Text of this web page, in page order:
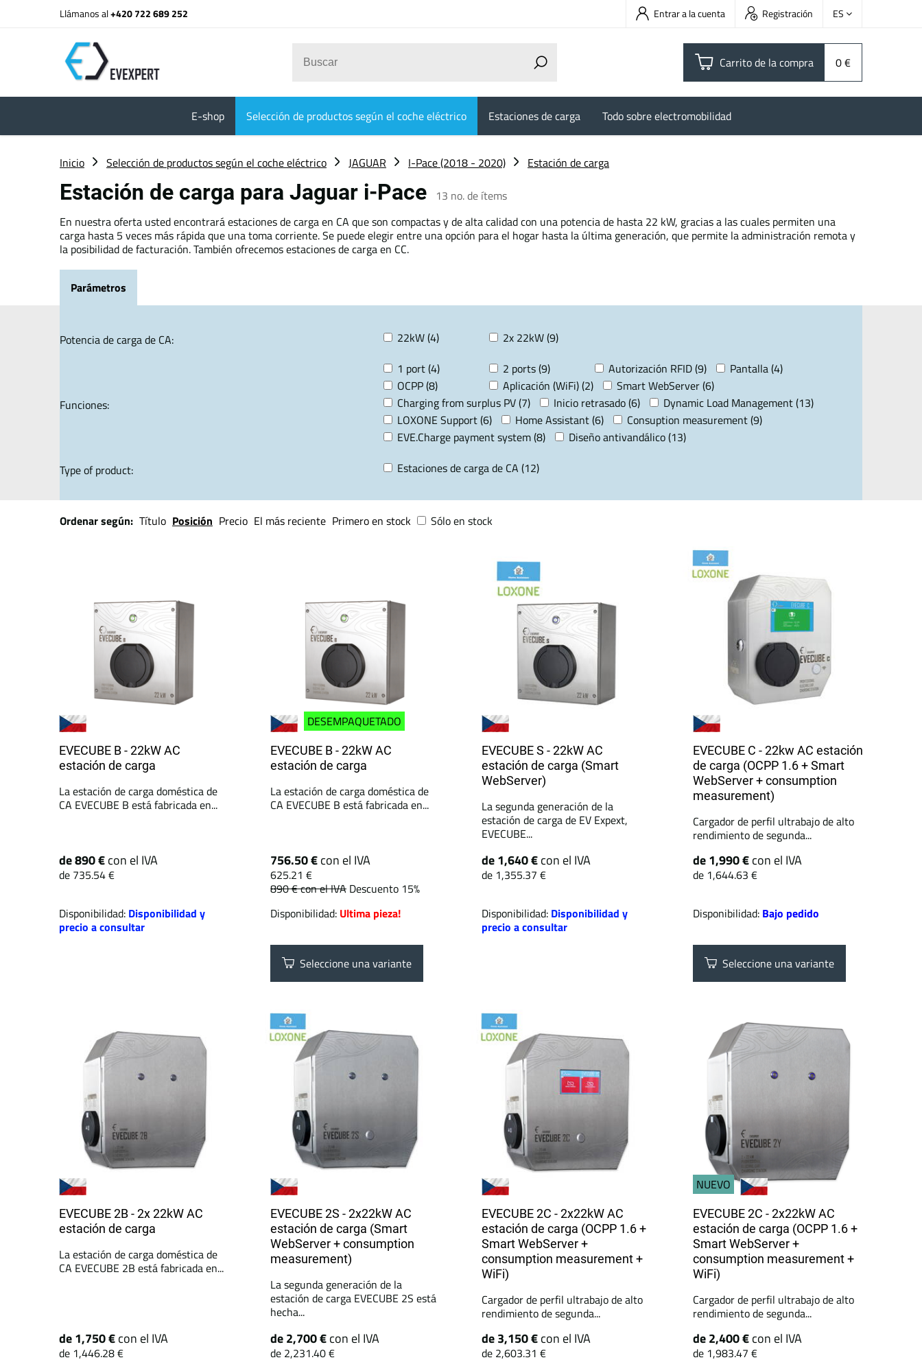
Llámanos al+420 722 689 252 Entrar a la cuenta Registración ES
Carrito de la compra 0 €
E-shop Selección de productos según el coche eléctrico Estaciones de carga Todo sobre electromobilidad
Inicio Selección de productos según el coche eléctrico JAGUAR I-Pace (2018 - 2020) Estación de carga
Estación de carga para Jaguar i-Pace 13 no. de ítems
En nuestra oferta usted encontrará estaciones de carga en CA que son compactas y de alta calidad con una potencia de hasta 22 kW, gracias a las cuales permiten una
carga hasta 5 veces más rápida que una toma corriente. Se puede elegir entre una opción para el hogar hasta la última generación, que permite la administración remota y
la posibilidad de facturación. También ofrecemos estaciones de carga en CC.
Parámetros
Potencia de carga de CA: 22kW (4) 2x 22kW (9)
Funciones:
1 port (4) 2 ports (9) Autorización RFID (9)
Pantalla (4)
OCPP (8)
Aplicación (WiFi) (2)
Smart WebServer (6)
Charging from surplus PV (7)
Inicio retrasado (6)
Dynamic Load Management (13)
LOXONE Support (6)
Home Assistant (6)
Consuption measurement (9)
EVE.Charge payment system (8)
Diseño antivandálico (13)
Type of product:
Estaciones de carga de CA (12)
Ordenar según: Título Posición Precio El más reciente Primero en stock Sólo en stock
EVECUBE B - 22kW AC
estación de carga
La estación de carga doméstica de
CA EVECUBE B está fabricada en...
de 890 €con el IVA
de 735.54 €
Disponibilidad: Disponibilidad y
precio a consultar
DESEMPAQUETADO
EVECUBE B - 22kW AC
estación de carga
La estación de carga doméstica de
CA EVECUBE B está fabricada en...
756.50 €con el IVA
625.21 €
890 €con el IVA Descuento 15%
Disponibilidad: Ultima pieza!
Seleccione una variante
EVECUBE S - 22kW AC
estación de carga (Smart
WebServer)
La segunda generación de la
estación de carga de EV Expext,
EVECUBE...
de 1,640 €con el IVA
de 1,355.37 €
Disponibilidad: Disponibilidad y
precio a consultar
EVECUBE C - 22kw AC estación
de carga (OCPP 1.6 + Smart
WebServer + consumption
measurement)
Cargador de perfil ultrabajo de alto
rendimiento de segunda...
de 1,990 €con el IVA
de 1,644.63 €
Disponibilidad: Bajo pedido
Seleccione una variante
EVECUBE 2B - 2x 22kW AC
estación de carga
La estación de carga doméstica de
CA EVECUBE 2B está fabricada en...
de 1,750 €con el IVA
de 1,446.28 €
EVECUBE 2S - 2x22kW AC
estación de carga (Smart
WebServer + consumption
measurement)
La segunda generación de la
estación de carga EVECUBE 2S está
hecha...
de 2,700 €con el IVA
de 2,231.40 €
EVECUBE 2C - 2x22kW AC
estación de carga (OCPP 1.6 +
Smart WebServer +
consumption measurement +
WiFi)
Cargador de perfil ultrabajo de alto
rendimiento de segunda...
de 3,150 €con el IVA
de 2,603.31 €
NUEVO
EVECUBE 2C - 2x22kW AC
estación de carga (OCPP 1.6 +
Smart WebServer +
consumption measurement +
WiFi)
Cargador de perfil ultrabajo de alto
rendimiento de segunda...
de 2,400 €con el IVA
de 1,983.47 €